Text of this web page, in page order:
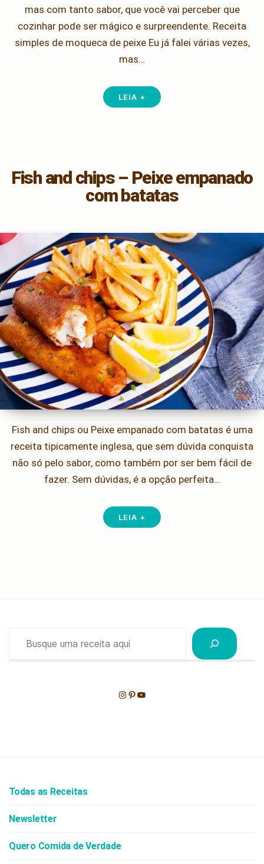
mas com tanto sabor, que você vai perceber que
cozinhar pode ser mágico e surpreendente. Receita
simples de moqueca de peixe Eu já falei várias vezes,
mas…
LEIA +
Fish and chips – Peixe empanado
com batatas
Fish and chips ou Peixe empanado com batatas é uma
receita tipicamente inglesa, que sem dúvida conquista
não só pelo sabor, como também por ser bem fácil de
fazer. Sem dúvidas, é a opção perfeita…
LEIA +
Instagram
Pinterest
Youtube
Todas as Receitas
Newsletter
Quero Comida de Verdade